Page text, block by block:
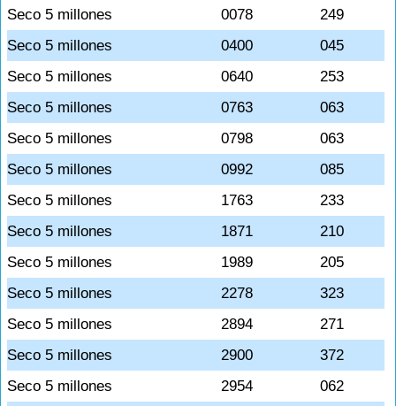
Seco 5 millones
0078
249
Seco 5 millones
0400
045
Seco 5 millones
0640
253
Seco 5 millones
0763
063
Seco 5 millones
0798
063
Seco 5 millones
0992
085
Seco 5 millones
1763
233
Seco 5 millones
1871
210
Seco 5 millones
1989
205
Seco 5 millones
2278
323
Seco 5 millones
2894
271
Seco 5 millones
2900
372
Seco 5 millones
2954
062